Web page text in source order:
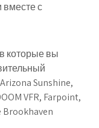
вместе с
которые вы
Sunshine,
VFR, Farpoint,
Brookhaven